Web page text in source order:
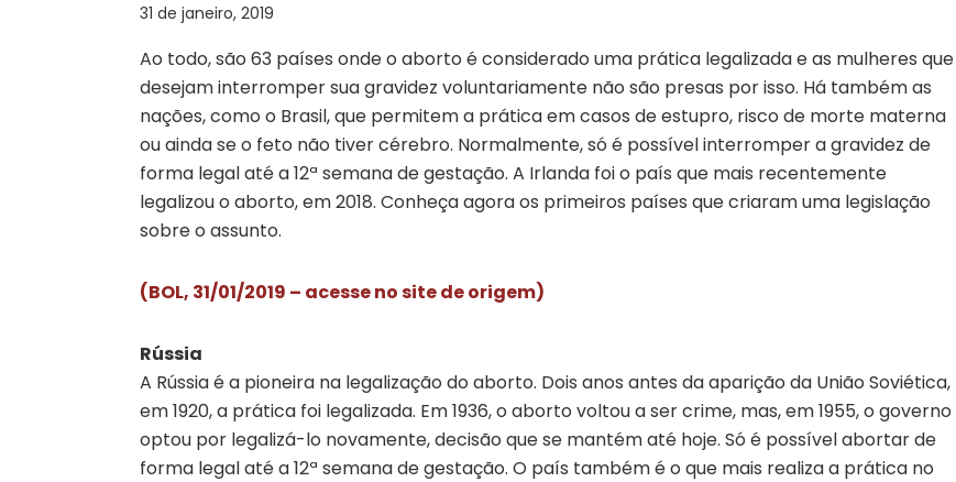
31 de janeiro, 2019
Ao todo, são 63 países onde o aborto é considerado uma prática legalizada e as mulheres que
desejam interromper sua gravidez voluntariamente não são presas por isso. Há também as
nações, como o Brasil, que permitem a prática em casos de estupro, risco de morte materna
ou ainda se o feto não tiver cérebro. Normalmente, só é possível interromper a gravidez de
forma legal até a 12ª semana de gestação. A Irlanda foi o país que mais recentemente
legalizou o aborto, em 2018. Conheça agora os primeiros países que criaram uma legislação
sobre o assunto.
(BOL, 31/01/2019 – acesse no site de origem)
Rússia
A Rússia é a pioneira na legalização do aborto. Dois anos antes da aparição da União Soviética,
em 1920, a prática foi legalizada. Em 1936, o aborto voltou a ser crime, mas, em 1955, o governo
optou por legalizá-lo novamente, decisão que se mantém até hoje. Só é possível abortar de
forma legal até a 12ª semana de gestação. O país também é o que mais realiza a prática no